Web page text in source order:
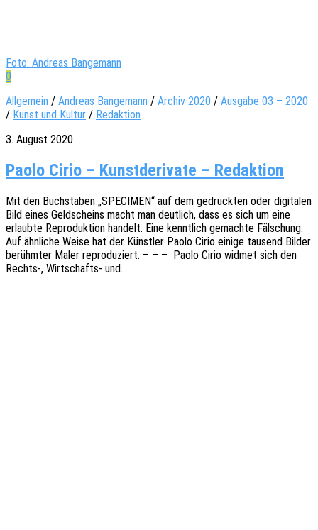
Foto: Andreas Bangemann
0
Allgemein / Andreas Bangemann / Archiv 2020 / Ausgabe 03 – 2020
/ Kunst und Kultur / Redaktion
3. August 2020
Paolo Cirio – Kunstderivate – Redaktion
Mit den Buch­sta­ben „SPECIMEN“ auf dem gedruck­ten oder digi­ta­len
Bild eines Geld­scheins macht man deut­lich, dass es sich um eine
erlaub­te Repro­duk­ti­on handelt. Eine kennt­lich gemach­te Fälschung.
Auf ähnli­che Weise hat der Künst­ler Paolo Cirio einige tausend Bilder
berühm­ter Maler repro­du­ziert. – – – Paolo Cirio widmet sich den
Rechts‑, Wirt­­schafts- und…